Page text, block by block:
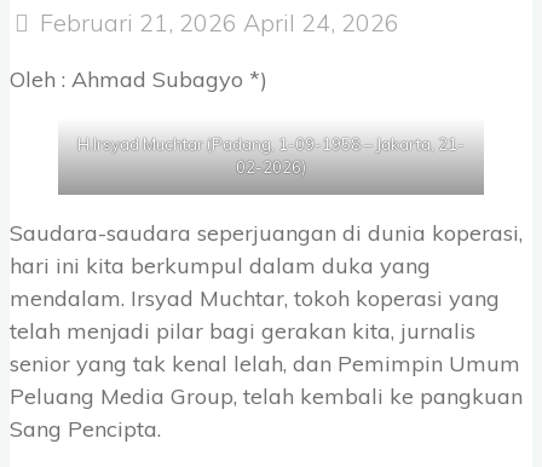
Februari 21, 2026 April 24, 2026
Oleh : Ahmad Subagyo *)
H.Irsyad Muchtar (Padang, 1-09-1958 – Jakarta, 21-
02-2026)
Saudara-saudara seperjuangan di dunia koperasi,
hari ini kita berkumpul dalam duka yang
mendalam. Irsyad Muchtar, tokoh koperasi yang
telah menjadi pilar bagi gerakan kita, jurnalis
senior yang tak kenal lelah, dan Pemimpin Umum
Peluang Media Group, telah kembali ke pangkuan
Sang Pencipta.